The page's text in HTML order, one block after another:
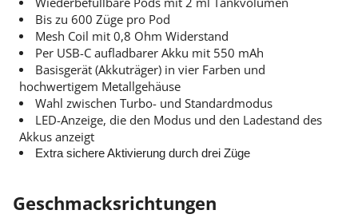
Bis zu 600 Züge pro Pod
Mesh Coil mit 0,8 Ohm Widerstand
Per USB-C aufladbarer Akku mit 550 mAh
Basisgerät (Akkuträger) in vier Farben und
hochwertigem Metallgehäuse
Wahl zwischen Turbo- und Standardmodus
LED-Anzeige, die den Modus und den Ladestand des
Akkus anzeigt
Extra sichere Aktivierung durch drei Züge
Geschmacksrichtungen